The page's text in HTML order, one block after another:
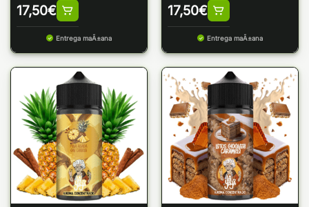
17,50€
Entrega maÃ±ana
17,50€
Entrega maÃ±ana